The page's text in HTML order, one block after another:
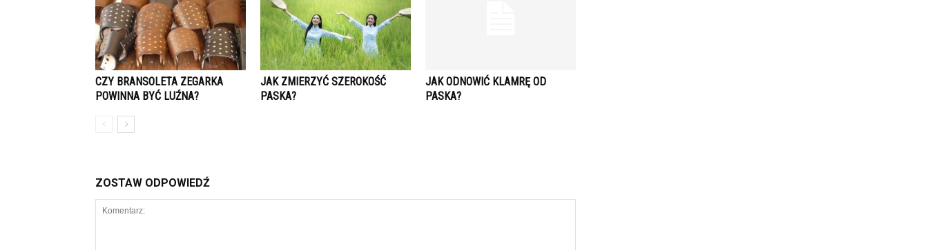
CZY BRANSOLETA ZEGARKA
POWINNA BYĆ LUŹNA?
JAK ZMIERZYĆ SZEROKOŚĆ
PASKA?
JAK ODNOWIĆ KLAMRĘ OD
PASKA?
ZOSTAW ODPOWIEDŹ